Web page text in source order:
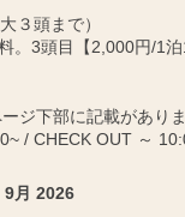
３頭まで）
。3頭目【2,000円/1泊
ジ下部に記載があり
/ CHECK OUT ～
9月 2026